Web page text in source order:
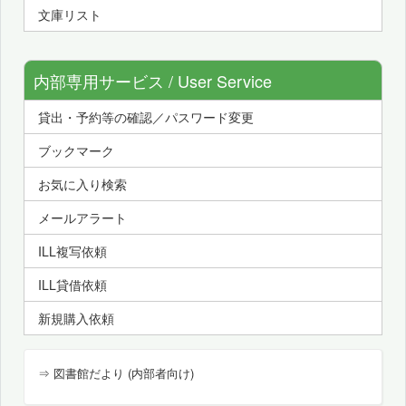
文庫リスト
内部専用サービス / User Service
貸出・予約等の確認／パスワード変更
ブックマーク
お気に入り検索
メールアラート
ILL複写依頼
ILL貸借依頼
新規購入依頼
⇒ 図書館だより (内部者向け)